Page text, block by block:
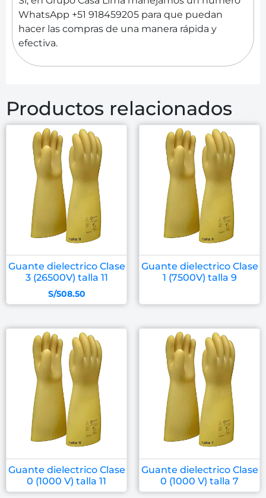
WhatsApp +51 918459205 para que puedan
hacer las compras de una manera rápida y
efectiva.
Productos relacionados
Guante dielectrico Clase
3 (26500V) talla 11
S/508.50
Guante dielectrico Clase
1 (7500V) talla 9
Guante dielectrico Clase
0 (1000 V) talla 11
Guante dielectrico Clase
0 (1000 V) talla 7